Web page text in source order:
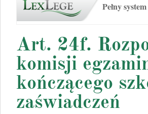
Pełny
Art. 24f.
komisji
kończącego
zaświadczeń